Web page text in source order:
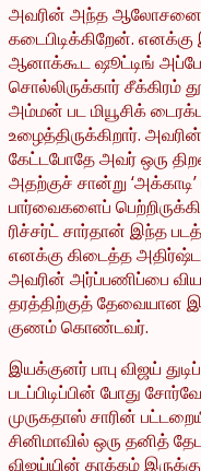
அவரின் அந்த
கடைபிடிக்கிறேன்.
ஆனாக்கூட ஷூட்டிங்
சொல்லிருக்கார் சீக்கிரம்
அம்மன் பட மியூசிக்
உழைத்திருக்கிறார்.
கேட்டபோதே அவர் ஒரு
அதற்குச் சான்று
பார்வைகளைப்
ரிச்சர்ட் சார்தான் இந்த
எனக்கு கிடைத்த
அவரின் அர்ப்பணிப்பை
தரத்திற்குத் தேவையான
குணம் கொண்டவர்.
இயக்குனர் பாபு விஜய்
படப்பிடிப்பின் போது
முருகதாஸ் சாரின்
சினிமாவில் ஒரு தனித்
விஜய்யின் தாக்கம்